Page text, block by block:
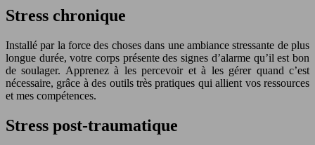
Stress chronique
Installé par la force des choses dans une ambiance stressante de plus
longue durée, votre corps présente des signes d’alarme qu’il est bon
de soulager. Apprenez à les percevoir et à les gérer quand c’est
nécessaire, grâce à des outils très pratiques qui allient vos ressources
et mes compétences.
Stress post-traumatique